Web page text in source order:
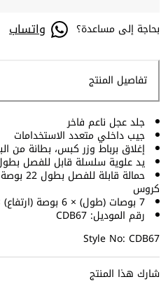
بحاجة إلى مساعدة؟ واتساب
تفاصيل المنتج
جلد عجل ناعم فاخر
جيب داخلي متعدد الاستخدامات
إغلاق برباط وزر كبس، بطانة من
يد علوية سلسلة قابل للفصل بطول 10 1/4
حمالة
كروس
7 بوصات (طول) × 6 بوصة (ارتفاع) × 4 1/4 بوصة (عرض)
رقم الموديل: CDB67
Style No: CDB67
شارك هذا المنتج